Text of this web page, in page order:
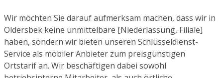
Wir möchten Sie darauf aufmerksam machen, dass wir in
Oldersbek keine unmittelbare [Niederlassung, Filiale]
haben, sondern wir bieten unseren Schlüsseldienst-
Service als mobiler Anbieter zum preisgünstigen
Ortstarif an. Wir beschäftigen dabei sowohl